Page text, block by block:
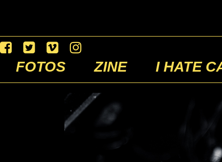
FOTOS ZINE I HATE